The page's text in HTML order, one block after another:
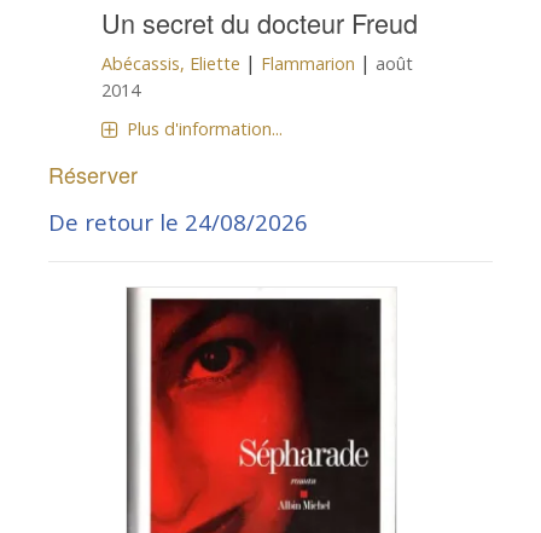
Un secret du docteur Freud
Abécassis, Eliette | Flammarion | août
2014
Plus d'information...
Réserver
De retour le 24/08/2026